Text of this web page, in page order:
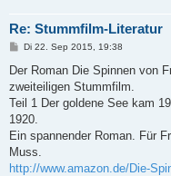
Re: Stummfilm-Literatur
B
i
r
a
Di 22. Sep 2015, 19:38
Der Roman Die Spinnen von
zweiteiligen Stummfilm.
Teil 1 Der goldene See kam
1920.
Ein spannender Roman. Für
Muss.
http://www.amazon.de/Die-